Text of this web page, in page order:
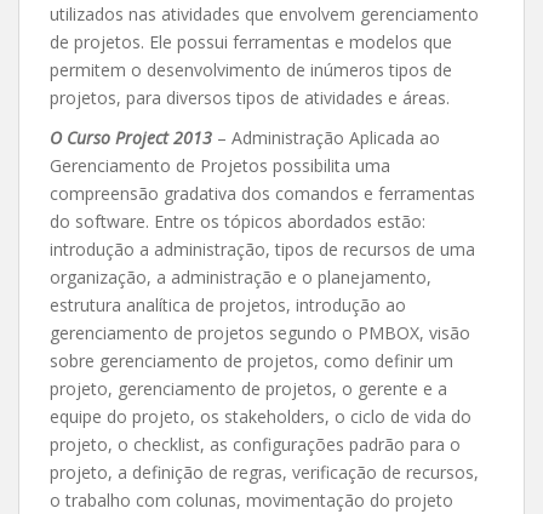
utilizados nas atividades que envolvem gerenciamento
de projetos. Ele possui ferramentas e modelos que
permitem o desenvolvimento de inúmeros tipos de
projetos, para diversos tipos de atividades e áreas.
O Curso Project 2013 – Administração Aplicada ao
Gerenciamento de Projetos possibilita uma
compreensão gradativa dos comandos e ferramentas
do software. Entre os tópicos abordados estão:
introdução a administração, tipos de recursos de uma
organização, a administração e o planejamento,
estrutura analítica de projetos, introdução ao
gerenciamento de projetos segundo o PMBOX, visão
sobre gerenciamento de projetos, como definir um
projeto, gerenciamento de projetos, o gerente e a
equipe do projeto, os stakeholders, o ciclo de vida do
projeto, o checklist, as configurações padrão para o
projeto, a definição de regras, verificação de recursos,
o trabalho com colunas, movimentação do projeto